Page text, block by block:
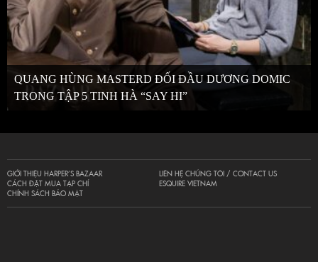
QUANG HÙNG MASTERD ĐỐI ĐẦU DƯƠNG DOMIC
TRONG TẬP 5 TINH HÀ “SAY HI”
GIỚI THIỆU HARPER’S BAZAAR
CÁCH ĐẶT MUA TẠP CHÍ
CHÍNH SÁCH BẢO MẬT
LIÊN HỆ CHÚNG TÔI / CONTACT US
ESQUIRE VIETNAM